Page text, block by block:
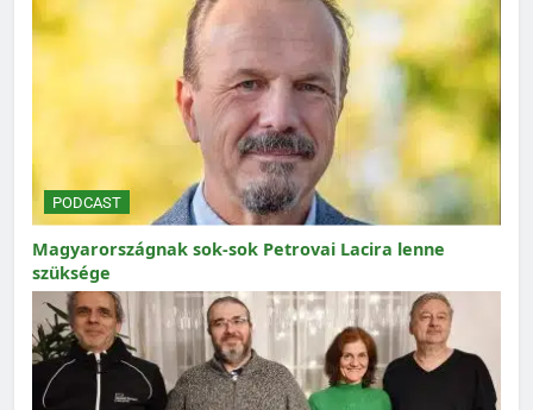
PODCAST
Magyarországnak sok-sok Petrovai Lacira lenne
szüksége